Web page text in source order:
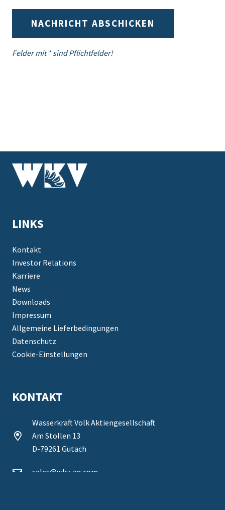
NACHRICHT ABSCHICKEN
Felder mit * sind Pflichtfelder!
LINKS
Kontakt
Investor Relations
Karriere
News
Downloads
Impressum
Allgemeine Lieferbedingungen
Datenschutz
Cookie-Einstellungen
KONTAKT
Wasserkraft Volk Aktiengesellschaft
Am Stollen 13
D-79261 Gutach
sales@wkv-ag.com